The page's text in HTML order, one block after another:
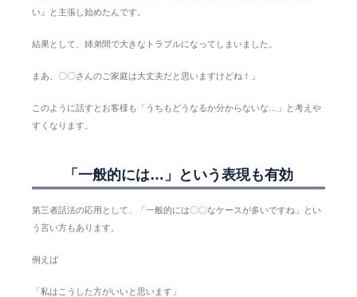
い』と主張し始めたんです。
結果として、姉弟間で大きなトラブルになってしまいました。
まあ、〇〇さんのご家庭は大丈夫だと思いますけどね！」
このように話すとお客様も「うちもどうなるか分からないな…」と考えや
すくなります。
「一般的には…」という表現も有効
第三者話法の応用として、「一般的には〇〇なケースが多いですね」とい
う言い方もあります。
例えば
「私はこうした方がいいと思います」